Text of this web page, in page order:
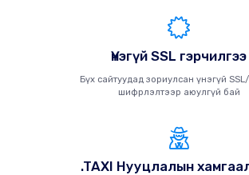
Үнэгүй SSL гэрчилгээ
Бүх сайтуудад зориулсан үнэгүй
шифрлэлтээр аюулгүй бай
.TAXI Нууцлалын